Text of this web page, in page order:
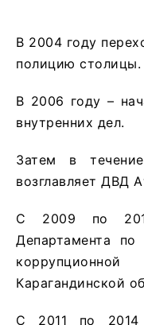
В 2004 году
полицию столицы.
В 2006 году –
внутренних дел.
Затем в
возглавляет ДВД
С 2009 по
Департамента
Карагандинской
С 2011 по 2014